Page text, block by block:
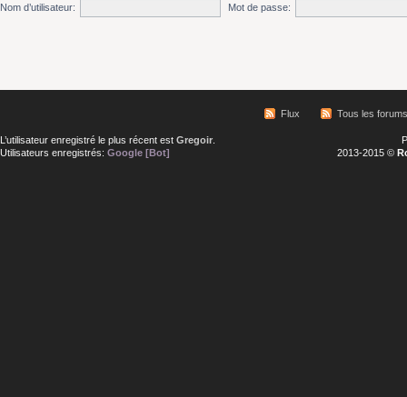
Nom d’utilisateur:
Mot de passe:
Flux Tous les forums
L’utilisateur enregistré le plus récent est Gregoir
Utilisateurs enregistrés: Google [Bot]
2013-2015 ©